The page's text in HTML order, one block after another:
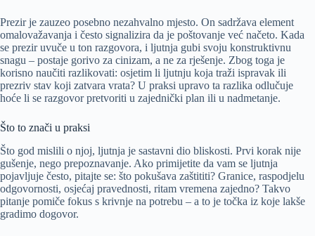
Prezir je zauzeo posebno nezahvalno mjesto. On sadržava element
omalovažavanja i često signalizira da je poštovanje već načeto. Kada
se prezir uvuče u ton razgovora, i ljutnja gubi svoju konstruktivnu
snagu – postaje gorivo za cinizam, a ne za rješenje. Zbog toga je
korisno naučiti razlikovati: osjetim li ljutnju koja traži ispravak ili
prezriv stav koji zatvara vrata? U praksi upravo ta razlika odlučuje
hoće li se razgovor pretvoriti u zajednički plan ili u nadmetanje.
Što to znači u praksi
Što god mislili o njoj, ljutnja je sastavni dio bliskosti. Prvi korak nije
gušenje, nego prepoznavanje. Ako primijetite da vam se ljutnja
pojavljuje često, pitajte se: što pokušava zaštititi? Granice, raspodjelu
odgovornosti, osjećaj pravednosti, ritam vremena zajedno? Takvo
pitanje pomiče fokus s krivnje na potrebu – a to je točka iz koje lakše
gradimo dogovor.